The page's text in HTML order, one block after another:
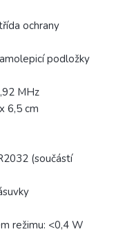
ochrany
podložky
MHz
6,5 cm
(součástí
režimu: <0,4 W